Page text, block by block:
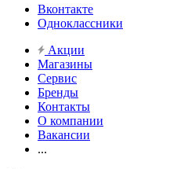
Вконтакте
Одноклассники
Акции
Магазины
Сервис
Бренды
Контакты
О компании
Вакансии
...